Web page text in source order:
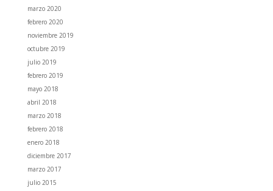
marzo 2020
febrero 2020
noviembre 2019
octubre 2019
julio 2019
febrero 2019
mayo 2018
abril 2018
marzo 2018
febrero 2018
enero 2018
diciembre 2017
marzo 2017
julio 2015